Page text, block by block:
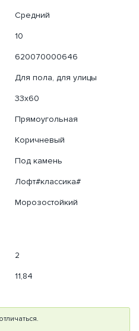
Средний
10
620070000646
Для пола, для улицы
33х60
Прямоугольная
Коричневый
Под камень
Лофт#классика#
Морозостойкий
2
11,84